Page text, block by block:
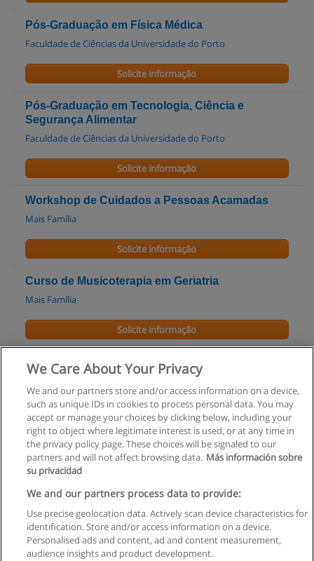
Pós-Graduação em Física Médica
Faculdade de Ciências da Universidade do Porto
Solicite informação
Pós-Graduação em Tecnologia, Ciência e
Segurança Alimentar
Faculdade de Ciências da Universidade do Porto
Solicite informação
Workshop de Cuidados a Pessoas Acamadas
Mais Família
Solicite informação
Curso de Musicoterapia em Geriatria
Mais Família
Solicite informação
Mestrado Integrado em Medicina Dentária
Solicite informação
Regras de uso
Privacidade de dados
Entrar em contato com Educaedu
We Care About Your Privacy
We and our partners store and/or access information on a device,
such as unique IDs in cookies to process personal data. You may
accept or manage your choices by clicking below, including your
right to object where legitimate interest is used, or at any time in
the privacy policy page. These choices will be signaled to our
partners and will not affect browsing data. Más información sobre
su privacidad
We and our partners process data to provide:
Use precise geolocation data. Actively scan device characteristics for
identification. Store and/or access information on a device.
Personalised ads and content, ad and content measurement,
audience insights and product development.